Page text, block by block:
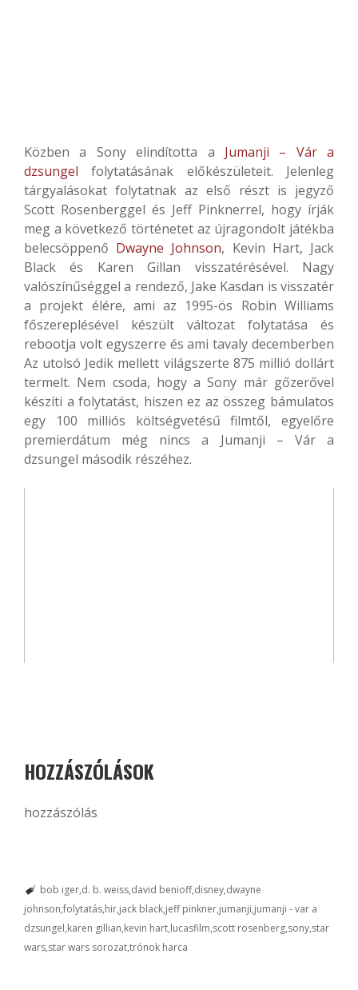
Közben a Sony elindította a Jumanji – Vár a
dzsungel folytatásának előkészületeit. Jelenleg
tárgyalásokat folytatnak az első részt is jegyző
Scott Rosenberggel és Jeff Pinknerrel, hogy írják
meg a következő történetet az újragondolt játékba
belecsöppenő Dwayne Johnson, Kevin Hart, Jack
Black és Karen Gillan visszatérésével. Nagy
valószínűséggel a rendező, Jake Kasdan is visszatér
a projekt élére, ami az 1995-ös Robin Williams
főszereplésével készült változat folytatása és
rebootja volt egyszerre és ami tavaly decemberben
Az utolsó Jedik mellett világszerte 875 millió dollárt
termelt. Nem csoda, hogy a Sony már gőzerővel
készíti a folytatást, hiszen ez az összeg bámulatos
egy 100 milliós költségvetésű filmtől, egyelőre
premierdátum még nincs a Jumanji – Vár a
dzsungel második részéhez.
HOZZÁSZÓLÁSOK
hozzászólás
bob iger d. b. weiss david benioff disney dwayne
johnson folytatás hir jack black jeff pinkner jumanji jumanji - var a
dzsungel karen gillian kevin hart lucasfilm scott rosenberg sony star
wars star wars sorozattrónok harca